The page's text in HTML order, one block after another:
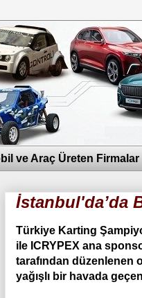
ve Araç Üreten Firmalar
İstanbul'da’da
Türkiye Karting
ile ICRYPEX ana
tarafından düzenlenen
yağışlı bir havada